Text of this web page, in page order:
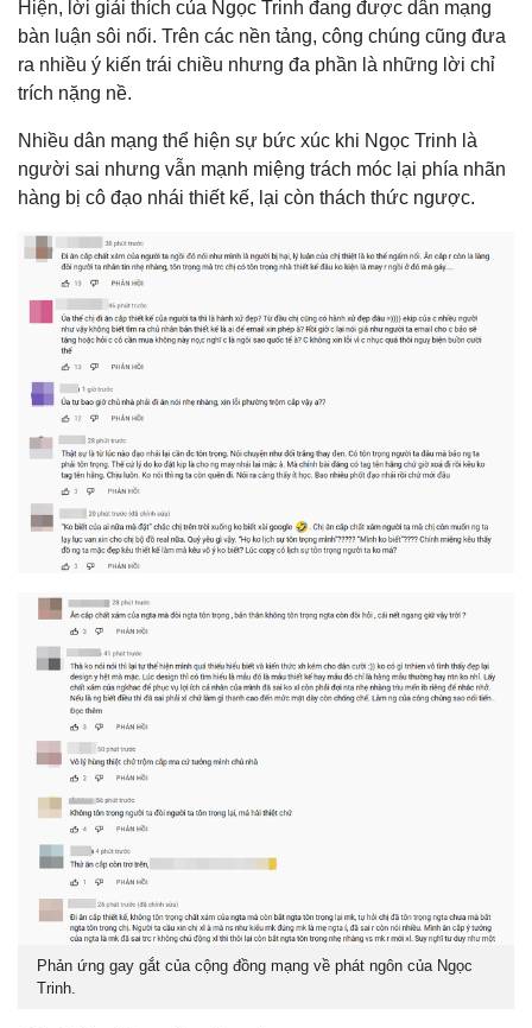
Hiện, lời giải thích của Ngọc Trinh đang được dân mạng
bàn luận sôi nổi. Trên các nền tảng, công chúng cũng đưa
ra nhiều ý kiến trái chiều nhưng đa phần là những lời chỉ
trích nặng nề.
Nhiều dân mạng thể hiện sự bức xúc khi Ngọc Trinh là
người sai nhưng vẫn mạnh miệng trách móc lại phía nhãn
hàng bị cô đạo nhái thiết kế, lại còn thách thức ngược.
Phản ứng gay gắt của cộng đồng mạng về phát ngôn của Ngọc
Trinh.